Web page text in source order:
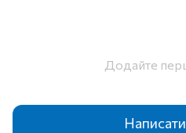
Додайте
Написати